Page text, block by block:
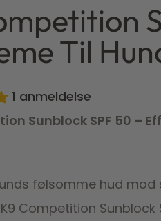
kr.
Til
1 anmeldelse
Sunblock SPF 50 –
følsomme hud mod
Competition Sunblock